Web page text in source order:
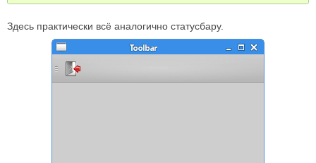
Здесь практически всё аналогично статусбару.